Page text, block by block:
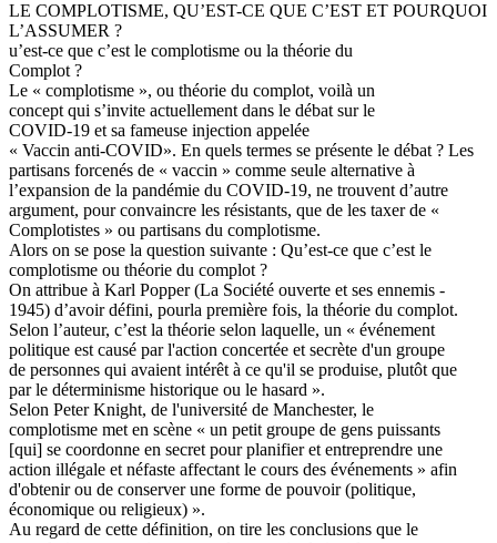
LE COMPLOTISME, QU’EST-CE QUE C’EST ET POURQUOI
L’ASSUMER ?
u’est-ce que c’est le complotisme ou la théorie du
Complot ?
Le « complotisme », ou théorie du complot, voilà un
concept qui s’invite actuellement dans le débat sur le
COVID-19 et sa fameuse injection appelée
« Vaccin anti-COVID». En quels termes se présente le débat ? Les
partisans forcenés de « vaccin » comme seule alternative à
l’expansion de la pandémie du COVID-19, ne trouvent d’autre
argument, pour convaincre les résistants, que de les taxer de «
Complotistes » ou partisans du complotisme.
Alors on se pose la question suivante : Qu’est-ce que c’est le
complotisme ou théorie du complot ?
On attribue à Karl Popper (La Société ouverte et ses ennemis -
1945) d’avoir défini, pourla première fois, la théorie du complot.
Selon l’auteur, c’est la théorie selon laquelle, un « événement
politique est causé par l'action concertée et secrète d'un groupe
de personnes qui avaient intérêt à ce qu'il se produise, plutôt que
par le déterminisme historique ou le hasard ».
Selon Peter Knight, de l'université de Manchester, le
complotisme met en scène « un petit groupe de gens puissants
[qui] se coordonne en secret pour planifier et entreprendre une
action illégale et néfaste affectant le cours des événements » afin
d'obtenir ou de conserver une forme de pouvoir (politique,
économique ou religieux) ».
Au regard de cette définition, on tire les conclusions que le